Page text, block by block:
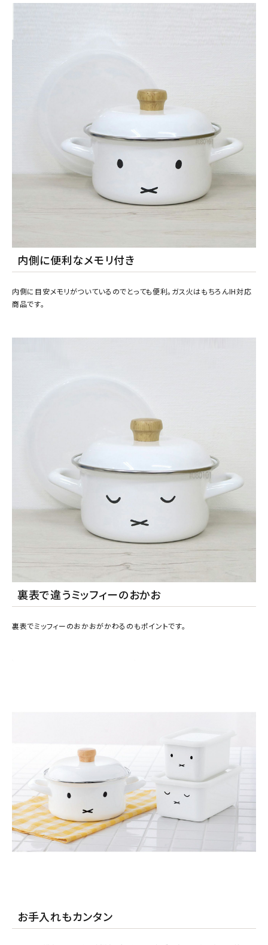
内側に便利なメモリ付き
内側に目安メモリがついているのでとっても便利。ガス火はもちろんIH対応
商品です。
裏表で違うミッフィーのおかお
裏表でミッフィーのおかおがかわるのもポイントです。
お手入れもカンタン